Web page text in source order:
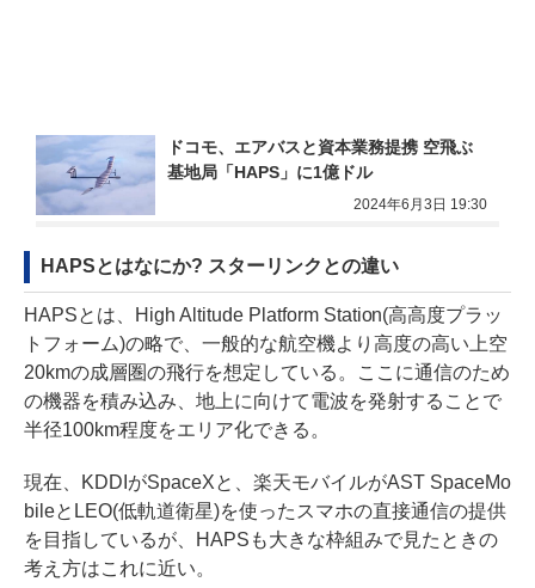
ドコモ、エアバスと資本業務提携 空飛ぶ
基地局「HAPS」に1億ドル
2024年6月3日 19:30
HAPSとはなにか? スターリンクとの違い
HAPSとは、High Altitude Platform Station(高高度プラッ
トフォーム)の略で、一般的な航空機より高度の高い上空
20kmの成層圏の飛行を想定している。ここに通信のため
の機器を積み込み、地上に向けて電波を発射することで
半径100km程度をエリア化できる。
現在、KDDIがSpaceXと、楽天モバイルがAST SpaceMo
bileとLEO(低軌道衛星)を使ったスマホの直接通信の提供
を目指しているが、HAPSも大きな枠組みで見たときの
考え方はこれに近い。